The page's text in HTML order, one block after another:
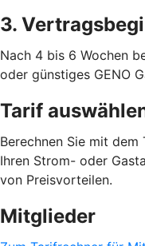
3.
Nach 4 bis 6 Wochen
oder günstiges GENO
Tarif
Berechnen Sie mit
Ihren Strom- oder
von Preisvorteilen.
Mitglieder